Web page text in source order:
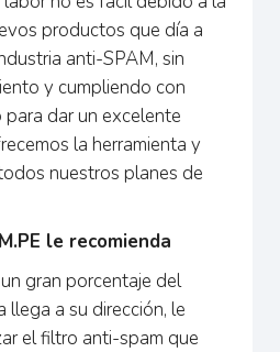
productos que día a
anti-SPAM, sin
y cumpliendo con
dar un excelente
la herramienta y
nuestros planes de
le recomienda
gran porcentaje del
llega a su dirección, le
el filtro anti-spam que